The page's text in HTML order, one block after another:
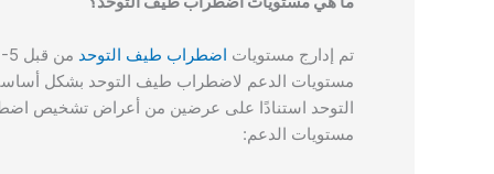
تم إدارج مستويات اضطراب طيف التوحد
مستويات الدعم لاضطراب طيف التوحد بشكل
التوحد استنادًا على عرضين من أعراض تشخيص
مستويات الدعم: